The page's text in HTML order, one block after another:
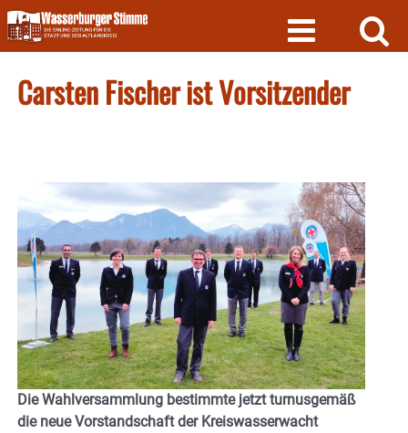
Skip
to
content
Carsten Fischer ist Vorsitzender
Die Wahlversammlung bestimmte jetzt turnusgemäß
die neue Vorstandschaft der Kreiswasserwacht